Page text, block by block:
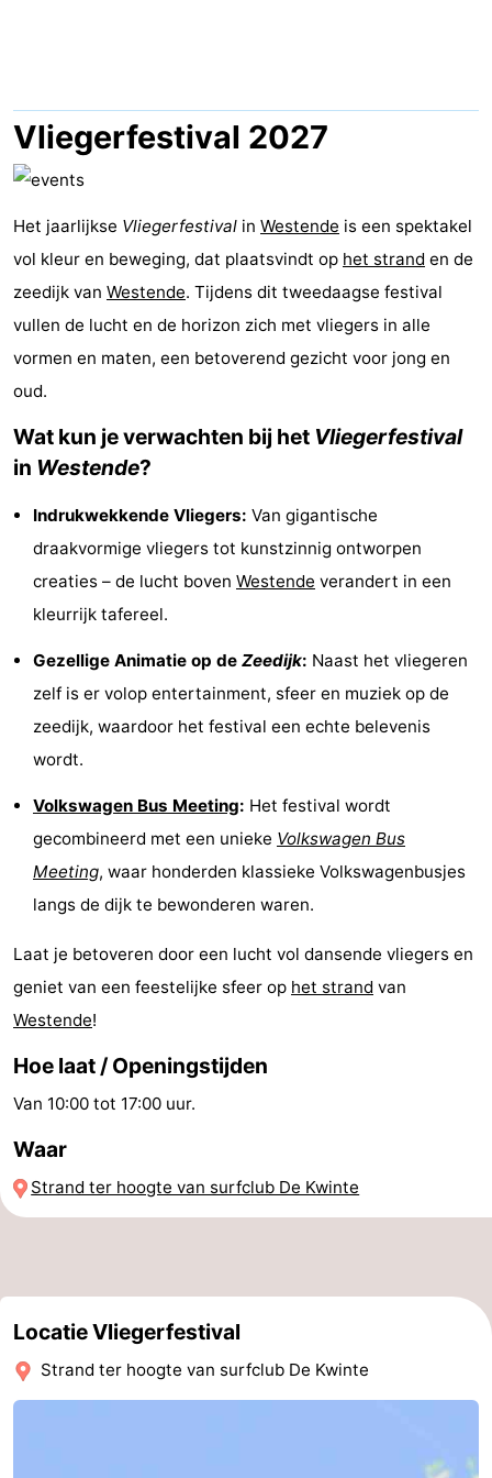
-
Nieuwpoort
-
Oostduinkerke
zee
-
minutes
Strand
doen
Bezienswaardigheden
-
Musea
-
Monumenten
Uitkijkpunten
Attracties
-
Boerderijen
Speeltuinen
Binnenspeeltuinen
Minigolfbanen
Wellness
centra
Dorpen
&
Steden
Natuur
Sporten
-
Zwembaden
-
Fietsen
Wandelen
-
Surfen
Eten
en
Jachthaven
Vliegerfestival 2027
Het jaarlijkse Vliegerfestival in Westende is een spektakel
vol kleur en beweging, dat plaatsvindt op het strand en de
zeedijk van Westende. Tijdens dit tweedaagse festival
vullen de lucht en de horizon zich met vliegers in alle
vormen en maten, een betoverend gezicht voor jong en
oud.
Wat kun je verwachten bij het Vliegerfestival
in Westende?
Indrukwekkende Vliegers: Van gigantische
draakvormige vliegers tot kunstzinnig ontworpen
creaties – de lucht boven Westende verandert in een
kleurrijk tafereel.
Gezellige Animatie op de Zeedijk: Naast het vliegeren
zelf is er volop entertainment, sfeer en muziek op de
zeedijk, waardoor het festival een echte belevenis
wordt.
Volkswagen Bus Meeting: Het festival wordt
gecombineerd met een unieke Volkswagen Bus
Meeting, waar honderden klassieke Volkswagenbusjes
langs de dijk te bewonderen waren.
Laat je betoveren door een lucht vol dansende vliegers en
geniet van een feestelijke sfeer op het strand van
Westende!
Hoe laat / Openingstijden
Van 10:00 tot 17:00 uur.
Waar
Strand ter hoogte van surfclub De Kwinte
Locatie Vliegerfestival
Strand ter hoogte van surfclub De Kwinte